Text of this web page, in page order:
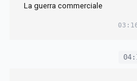
La guerra commerciale